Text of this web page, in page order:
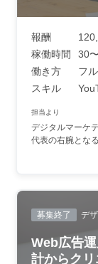
報酬
稼働時間
30
働き方
フ
スキル
担当より
デジタルマーケ
代表の右腕とな
募集終了 デ
Web広告
計からク